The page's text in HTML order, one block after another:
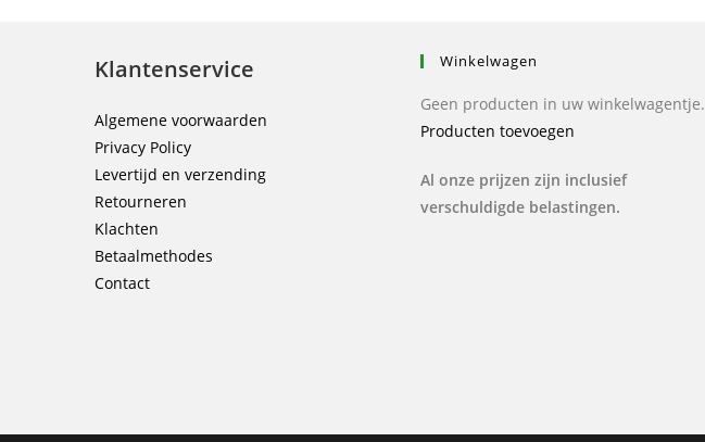
Klantenservice
Algemene voorwaarden
Privacy Policy
Levertijd en verzending
Retourneren
Klachten
Betaalmethodes
Contact
Winkelwagen
Geen producten in uw winkelwagentje.
Producten toevoegen
Al onze prijzen zijn inclusief
verschuldigde belastingen.